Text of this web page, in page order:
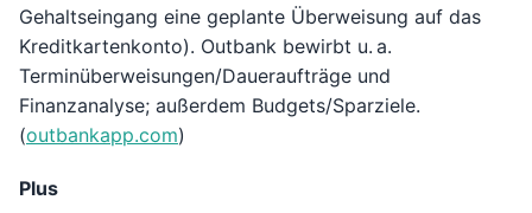
Gehaltseingang eine geplante Überweisung auf das
Kreditkartenkonto). Outbank bewirbt u. a.
Terminüberweisungen/Daueraufträge und
Finanzanalyse; außerdem Budgets/Sparziele.
(outbankapp.com)
Plus